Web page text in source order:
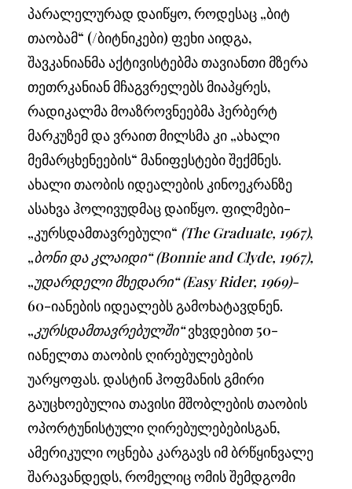
პარალელურად დაიწყო, როდესაც „ბიტ
თაობამ“ (/ბიტნიკები) ფეხი აიდგა,
შავკანიანმა აქტივისტებმა თავიანთი მზერა
თეთრკანიან მჩაგვრელებს მიაპყრეს,
რადიკალმა მოაზროვნეებმა ჰერბერტ
მარკუზემ და ვრაით მილსმა კი „ახალი
მემარცხენეების“ მანიფესტები შექმნეს.
ახალი თაობის იდეალების კინოეკრანზე
ასახვა ჰოლივუდმაც დაიწყო. ფილმები-
„კურსდამთავრებული“ (The Graduate, 1967),
„ბონი და კლაიდი“ (Bonnie and Clyde, 1967),
„უდარდელი მხედარი“ (Easy Rider, 1969)-
60-იანების იდეალებს გამოხატავდნენ.
„კურსდამთავრებულში“ვხვდებით 50-
იანელთა თაობის ღირებულებების
უარყოფას. დასტინ ჰოფმანის გმირი
გაუცხოებულია თავისი მშობლების თაობის
ოპორტუნისტული ღირებულებებისგან,
ამერიკული ოცნება კარგავს იმ ბრწყინვალე
შარავანდედს, რომელიც ომის შემდგომი